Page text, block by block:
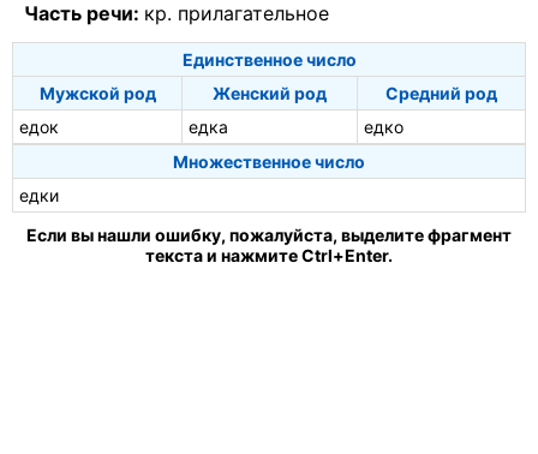
Часть речи: кр. прилагательное
Единственное число
Мужской род
Женский род
Средний род
едок
едка
едко
Множественное число
едки
Если вы нашли ошибку, пожалуйста, выделите фрагмент
текста и нажмите Ctrl+Enter.